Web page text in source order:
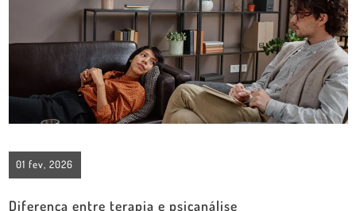
01 fev, 2026
Diferença entre terapia e psicanálise